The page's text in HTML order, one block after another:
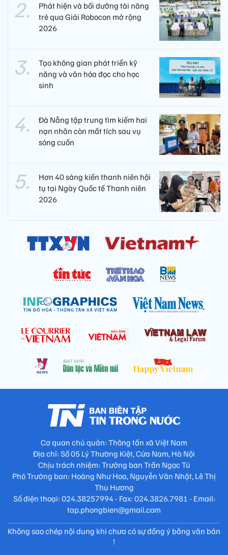
Phát hiện và bồi dưỡng tài năng
trẻ qua Giải Robocon mở rộng
2026
Tạo không gian phát triển kỹ
năng và văn hóa đọc cho học
sinh
Đà Nẵng tập trung tìm kiếm hai
nạn nhân còn mất tích sau vụ
sóng cuốn
Hơn 40 sáng kiến thanh niên hội
tụ tại Ngày Quốc tế Thanh niên
2026
Cơ quan chủ quản: Thông tấn xã Việt Nam
Địa chỉ: Số 05 Lý Thường Kiệt, Cửa Nam, Hà Nội
Chịu trách nhiệm: Trưởng ban Trần Ngọc Tú
Phó Trưởng ban: Hoàng Như Hoa, Nguyễn Văn Nhật, Lê Thị
Thu Hương
Số điện thoại: 024.38257994 - Fax: 024.3826.7981 - Email:
tap.phongbien@gmail.com
Không sao chép nội dung khi chưa có sự đồng ý bằng văn bản
!